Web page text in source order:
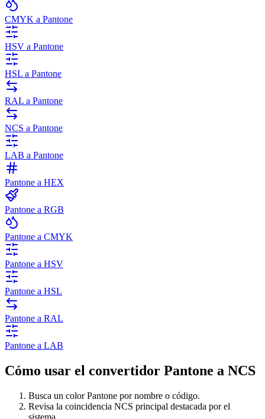
CMYK a Pantone
HSV a Pantone
HSL a Pantone
RAL a Pantone
NCS a Pantone
LAB a Pantone
Pantone a HEX
Pantone a RGB
Pantone a CMYK
Pantone a HSV
Pantone a HSL
Pantone a RAL
Pantone a LAB
Cómo usar el convertidor Pantone a NCS
Busca un color Pantone por nombre o código.
Revisa la coincidencia NCS principal destacada por el
sistema.